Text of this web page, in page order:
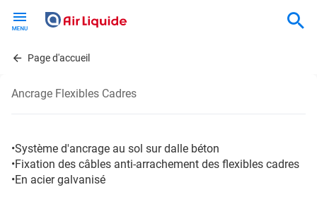
contentPage d'accueil
Ancrage Flexibles Cadres
•Système d'ancrage au sol sur dalle béton
•Fixation des câbles anti-arrachement des flexibles cadres
•En acier galvanisé